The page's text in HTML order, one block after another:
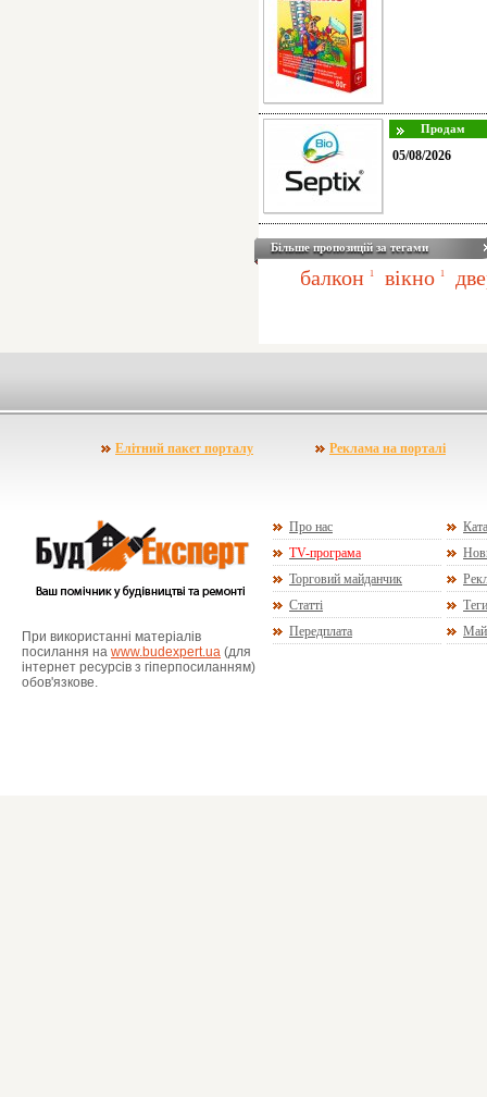
05/08/2026
Більше пропозицій за тегами
балкон 1 вікно 1
Елітний пакет порталу Реклама на порталі
При використанні матеріалів
посилання на www.budexpert.ua (для
інтернет ресурсів з гіперпосиланням)
обов'язкове.
Про нас
TV-програма
Торговий майданчик
Статті
Теги
Передплата